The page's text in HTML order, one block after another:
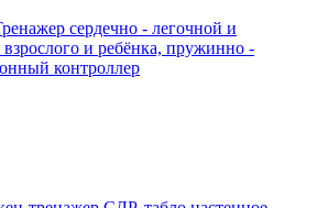
сердечно - легочной и
и ребёнка, пружинно -
контроллер